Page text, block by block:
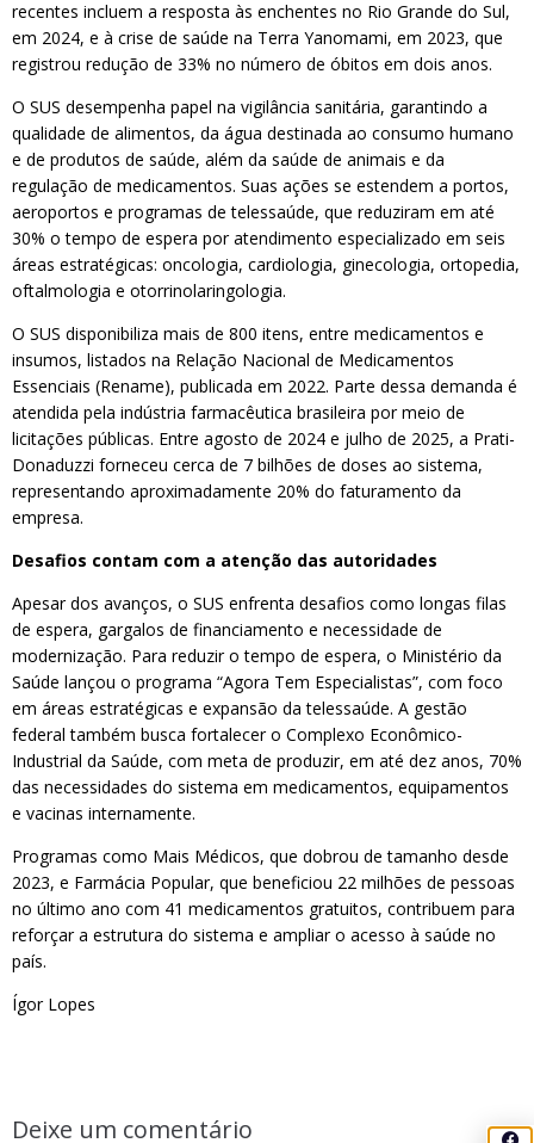
recentes incluem a resposta às enchentes no Rio Grande do Sul,
em 2024, e à crise de saúde na Terra Yanomami, em 2023, que
registrou redução de 33% no número de óbitos em dois anos.
O SUS desempenha papel na vigilância sanitária, garantindo a
qualidade de alimentos, da água destinada ao consumo humano
e de produtos de saúde, além da saúde de animais e da
regulação de medicamentos. Suas ações se estendem a portos,
aeroportos e programas de telessaúde, que reduziram em até
30% o tempo de espera por atendimento especializado em seis
áreas estratégicas: oncologia, cardiologia, ginecologia, ortopedia,
oftalmologia e otorrinolaringologia.
O SUS disponibiliza mais de 800 itens, entre medicamentos e
insumos, listados na Relação Nacional de Medicamentos
Essenciais (Rename), publicada em 2022. Parte dessa demanda é
atendida pela indústria farmacêutica brasileira por meio de
licitações públicas. Entre agosto de 2024 e julho de 2025, a Prati-
Donaduzzi forneceu cerca de 7 bilhões de doses ao sistema,
representando aproximadamente 20% do faturamento da
empresa.
Desafios contam com a atenção das autoridades
Apesar dos avanços, o SUS enfrenta desafios como longas filas
de espera, gargalos de financiamento e necessidade de
modernização. Para reduzir o tempo de espera, o Ministério da
Saúde lançou o programa “Agora Tem Especialistas”, com foco
em áreas estratégicas e expansão da telessaúde. A gestão
federal também busca fortalecer o Complexo Econômico-
Industrial da Saúde, com meta de produzir, em até dez anos, 70%
das necessidades do sistema em medicamentos, equipamentos
e vacinas internamente.
Programas como Mais Médicos, que dobrou de tamanho desde
2023, e Farmácia Popular, que beneficiou 22 milhões de pessoas
no último ano com 41 medicamentos gratuitos, contribuem para
reforçar a estrutura do sistema e ampliar o acesso à saúde no
país.
Ígor Lopes
Deixe um comentário